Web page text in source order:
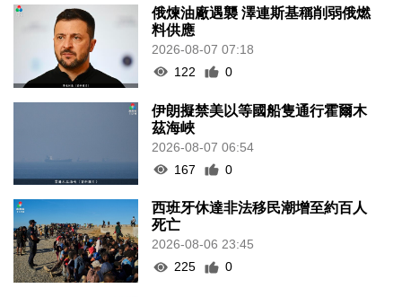
俄煉油廠遇襲 澤連斯基稱削弱俄燃
料供應
2026-08-07 07:18
122
0
伊朗擬禁美以等國船隻通行霍爾木
茲海峽
2026-08-07 06:54
167
0
西班牙休達非法移民潮增至約百人
死亡
2026-08-06 23:45
225
0